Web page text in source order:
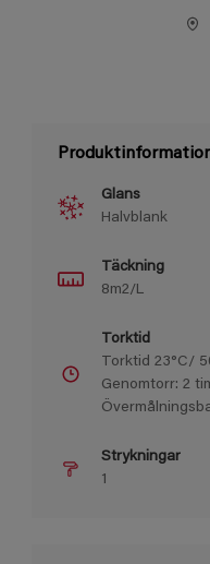
Glans
Halvblank
Täckning
8m2/L
Torktid
Torktid 23°C/
Genomtorr: 2
Strykningar
1